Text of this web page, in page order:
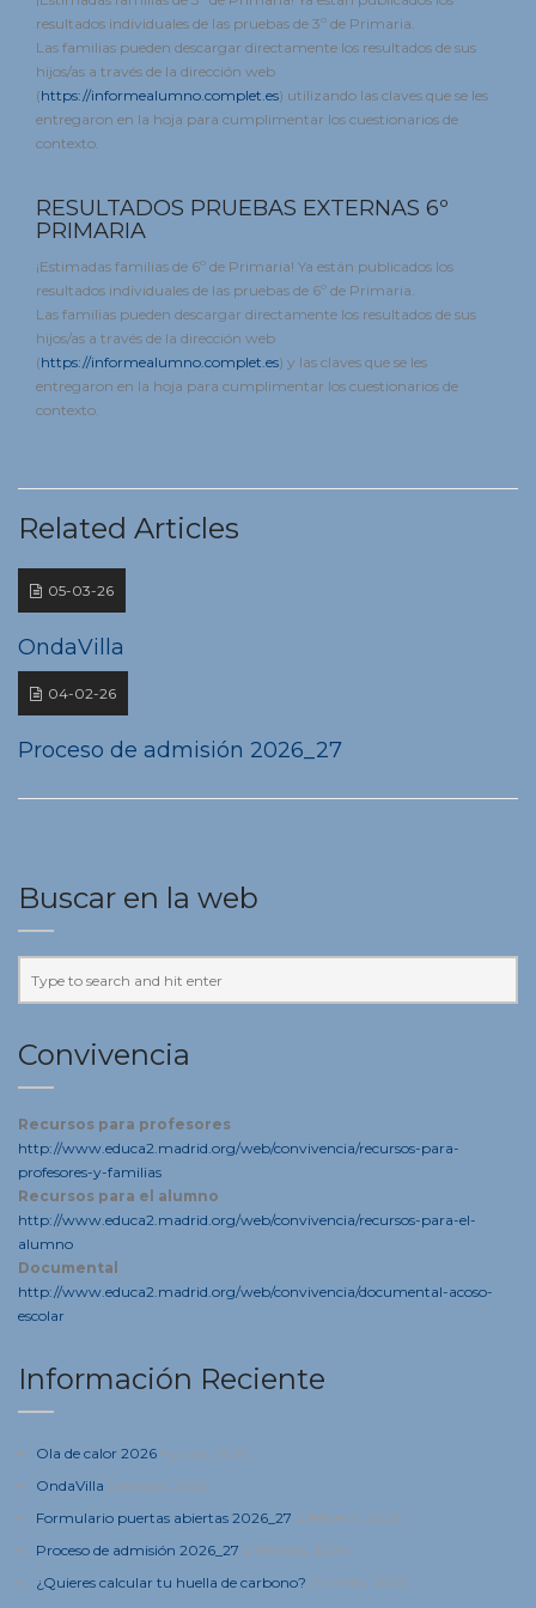
resultados individuales de las pruebas de 3º de Primaria.
Las familias pueden descargar directamente los resultados de sus
hijos/as a través de la dirección web
(https://informealumno.complet.es) utilizando las claves que se les
entregaron en la hoja para cumplimentar los cuestionarios de
contexto.
RESULTADOS PRUEBAS EXTERNAS 6º
PRIMARIA
¡Estimadas familias de 6º de Primaria! Ya están publicados los
resultados individuales de las pruebas de 6º de Primaria.
Las familias pueden descargar directamente los resultados de sus
hijos/as a través de la dirección web
(https://informealumno.complet.es) y las claves que se les
entregaron en la hoja para cumplimentar los cuestionarios de
contexto.
Related Articles
05-03-26
OndaVilla
04-02-26
Proceso de admisión 2026_27
Buscar en la web
Convivencia
Recursos para profesores
http://www.educa2.madrid.org/web/convivencia/recursos-para-
profesores-y-familias
Recursos para el alumno
http://www.educa2.madrid.org/web/convivencia/recursos-para-el-
alumno
Documental
http://www.educa2.madrid.org/web/convivencia/documental-acoso-
escolar
Información Reciente
Ola de calor 2026 9 junio, 2026
OndaVilla 5 marzo, 2026
Formulario puertas abiertas 2026_27 4 febrero, 2026
Proceso de admisión 2026_27 4 febrero, 2026
¿Quieres calcular tu huella de carbono? 21 enero, 2025